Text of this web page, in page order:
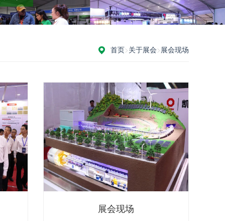
首页>关于展会>展会现场
展会现场